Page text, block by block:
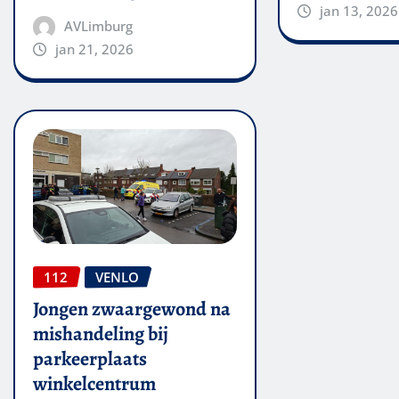
AVLimburg
jan 21, 2026
jan 13, 2026
112 VENLO
Jongen zwaargewond na
mishandeling bij
parkeerplaats
winkelcentrum